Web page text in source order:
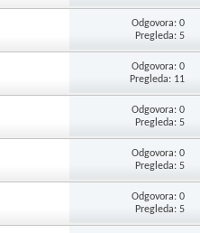
Odgovora: 0
Pregleda: 5
Odgovora: 0
Pregleda: 11
Odgovora: 0
Pregleda: 5
Odgovora: 0
Pregleda: 5
Odgovora: 0
Pregleda: 5